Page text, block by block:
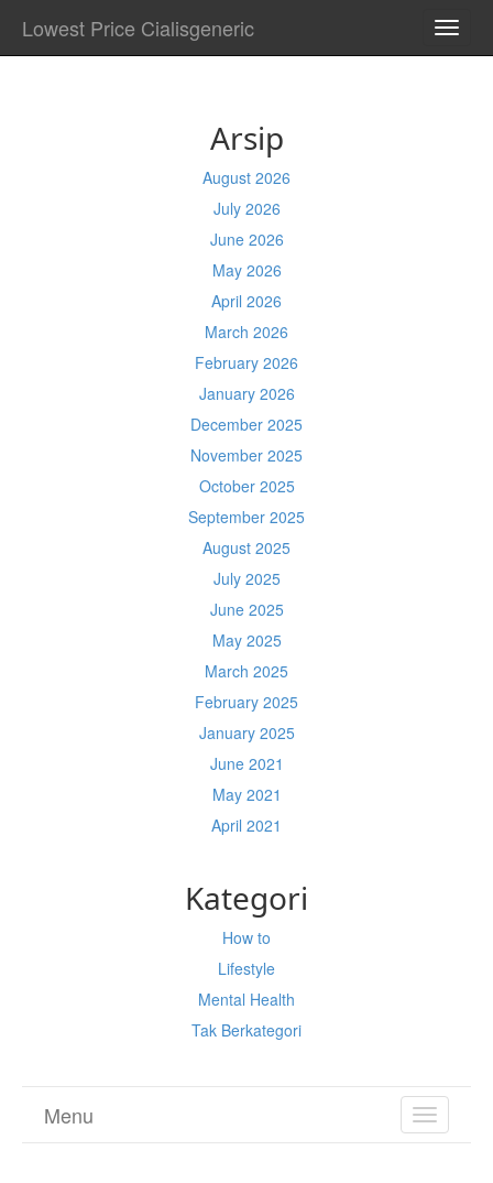
Lowest Price Cialisgeneric
Arsip
August 2026
July 2026
June 2026
May 2026
April 2026
March 2026
February 2026
January 2026
December 2025
November 2025
October 2025
September 2025
August 2025
July 2025
June 2025
May 2025
March 2025
February 2025
January 2025
June 2021
May 2021
April 2021
Kategori
How to
Lifestyle
Mental Health
Tak Berkategori
TOGGLE
Menu